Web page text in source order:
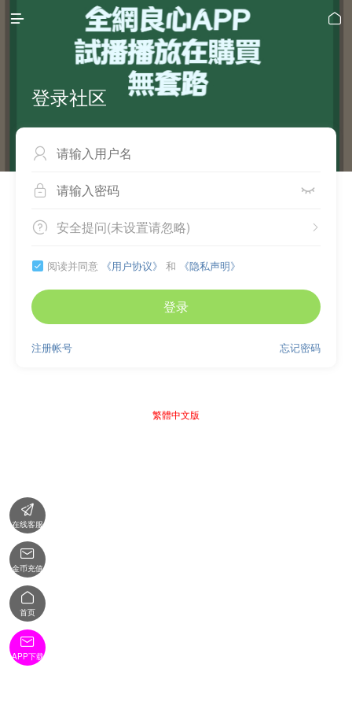
 
登录社区

 
 
安全提问(未设置请忽略)
 阅读并同意 《用户协议》 和 《隐私声明》
登录
忘记密码
注册帐号
繁體中文版

在线客服

金币充值

首页

APP下载